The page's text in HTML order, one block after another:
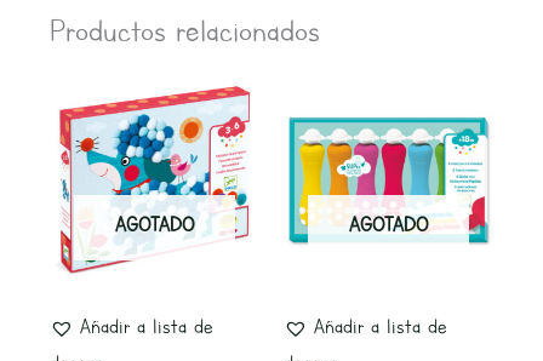
Productos relacionados
AGOTADO
Añadir a lista de
AGOTADO
Añadir a lista de